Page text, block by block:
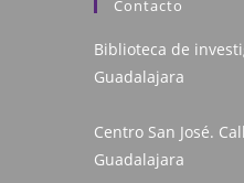
Contacto
Biblioteca de
Guadalajara
Centro San José.
Guadalajara